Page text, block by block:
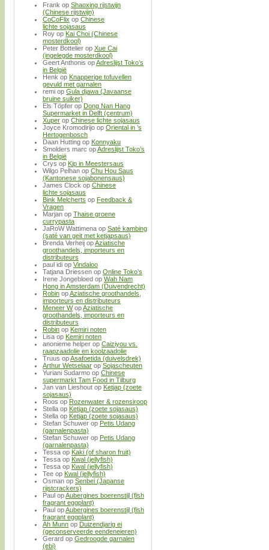
Frank op Shaoxing rijstwijn
(Chinese rijstwijn)
CoCoFlix op Chinese
lichte sojasaus
Roy op Kai Choi (Chinese
mosterdkool)
Peter Bottelier op Xue Cai
(ingelegde mosterdkool)
Geert Anthonis opAdreslijst Toko’s
in België
Henk op Knapperige tofuvellen
gevuld met garnalen
remi op Gula djawa (Javaanse
bruine suiker)
Els Töpfer op Dong Nan Hang
Supermarket in Delft (centrum)
Xuper op Chinese lichte sojasaus
Joyce Kromodirijo op Oriental in ’s
Hertogenbosch
Daan Hutting op Konnyaku
Smolders marc opAdreslijst Toko’s
in België
Crys op Kip in Meestersaus
Wilgo Pelhan op Chu Hou Saus
(Kantonese sojabonensaus)
James Clock op Chinese
lichte sojasaus
Bink Melcherts op Feedback &
Vragen
Marjan op Thaise groene
currypasta
JaRoW Wattimena op Saté kambing
(saté van geit met ketjapsaus)
Brenda Verheij opAziatische
groothandels, importeurs en
distributeurs
paul idi op Vindaloo
Tatjana Driessen op Online Toko’s
Irene Jongebloed op Wah Nam
Hong in Amsterdam (Duivendrecht)
Robin opAziatische groothandels,
importeurs en distributeurs
Meneer WopAziatische
groothandels, importeurs en
distributeurs
Robin op Kemiri noten
Lisa op Kemiri noten
anonieme helper op Caiziyou vs.
raapzaadolie en koolzaadolie
Truus opAsafoetida (duivelsdrek)
Arthur Wetselaar op Sojascheuten
Yuriani Sudarmo op Chinese
supermarkt Tam Food in Tilburg
Jan van Lieshout op Ketjap (zoete
sojasaus)
Roos op Rozenwater & rozensiroop
Stella op Ketjap (zoete sojasaus)
Stella op Ketjap (zoete sojasaus)
Stefan Schuwer op Petis Udang
(garnalenpasta)
Stefan Schuwer op Petis Udang
(garnalenpasta)
Tessa op Kaki (of sharon fruit)
Tessa op Kwal (jellyfish)
Tessa op Kwal (jellyfish)
Tee op Kwal (jellyfish)
Osman op Senbei (Japanse
rijstcrackers)
Paul opAubergines boerenstijl (fish
fragrant eggplant)
Paul opAubergines boerenstijl (fish
fragrant eggplant)
Ah Munn op Duizendjarig ei
(geconserveerde eendeneieren)
Gerard op Gedroogde garnalen
(ebi)